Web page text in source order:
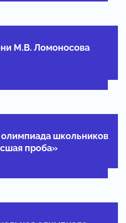
М.В. Ломоносова
школьников
проба»